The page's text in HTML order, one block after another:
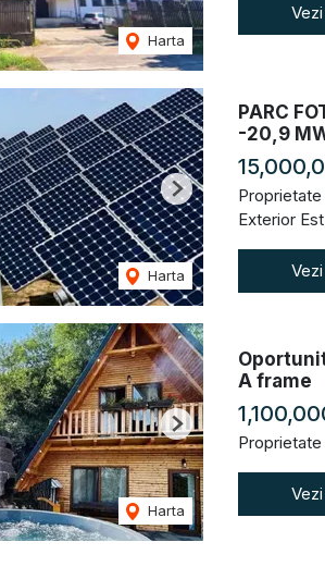
Harta
Harta
Next
PARC
-20,9
Exterior
Harta
Next
A frame